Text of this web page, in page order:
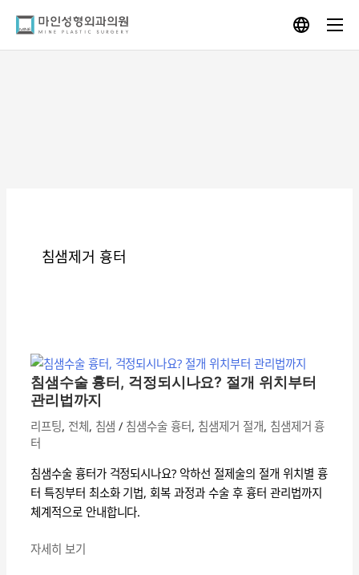
content
침샘제거 흉터
침샘수술 흉터, 걱정되시나요? 절개 위치부터
관리법까지
리프팅, 전체, 침샘 / 침샘수술 흉터, 침샘제거 절개, 침샘제거 흉
터
침샘수술 흉터가 걱정되시나요? 악하선 절제술의 절개 위치별 흉
터 특징부터 최소화 기법, 회복 과정과 수술 후 흉터 관리법까지
체계적으로 안내합니다.
샘
수
술
터,
걱
정
되
시
요?
자세히 보기